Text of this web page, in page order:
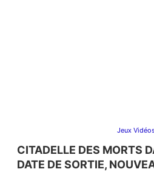
Jeux
CITADELLE DES MORTS
DATE DE SORTIE,